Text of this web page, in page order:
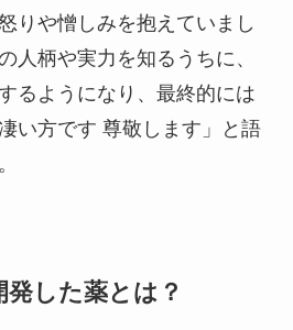
りや憎しみを抱えていまし
人柄や実力を知るうちに、
るようになり、最終的には
い方です 尊敬します」と語
した薬とは？